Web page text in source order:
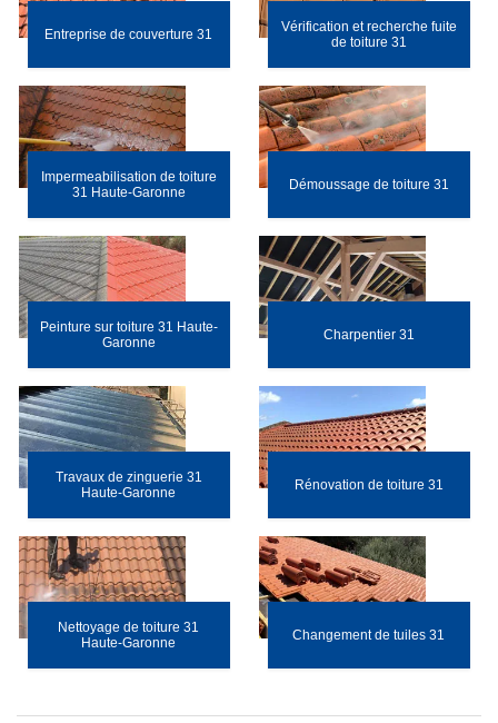
Entreprise de couverture 31
Vérification et recherche fuite
de toiture 31
Impermeabilisation de toiture
31 Haute-Garonne
Démoussage de toiture 31
Peinture sur toiture 31 Haute-
Garonne
Charpentier 31
Travaux de zinguerie 31
Haute-Garonne
Rénovation de toiture 31
Nettoyage de toiture 31
Haute-Garonne
Changement de tuiles 31